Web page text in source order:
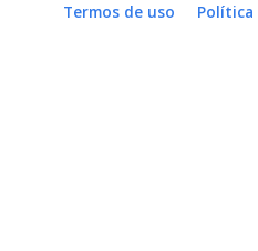
Termos de uso
Política